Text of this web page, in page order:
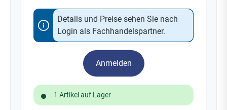
Details und Preise sehen Sie nach
Login als Fachhandelspartner.
Anmelden
1 Artikel auf Lager